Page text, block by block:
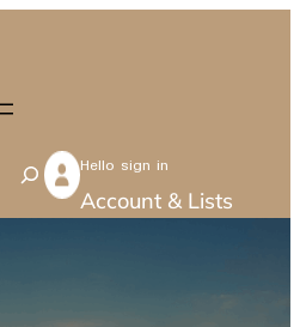
S
e
Hello sign in
Account & Lists